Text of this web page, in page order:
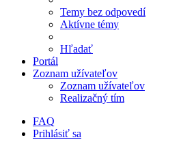
Temy bez odpovedí
Aktívne témy
Hľadať
Portál
Zoznam užívateľov
Zoznam užívateľov
Realizačný tím
FAQ
Prihlásiť sa